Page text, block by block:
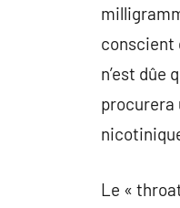
conscient
n’est dûe
procurera
Le «